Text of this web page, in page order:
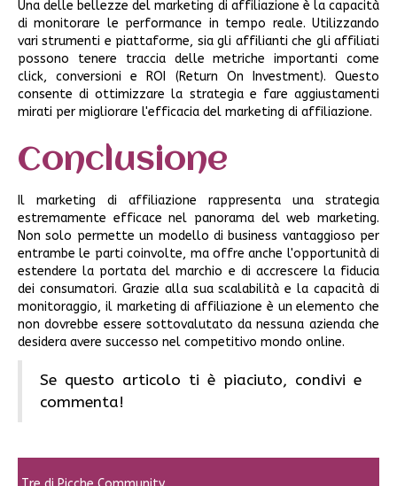
Una delle bellezze del marketing di affiliazione è la capacità
di monitorare le performance in tempo reale. Utilizzando
vari strumenti e piattaforme, sia gli affilianti che gli affiliati
possono tenere traccia delle metriche importanti come
click, conversioni e ROI (Return On Investment). Questo
consente di ottimizzare la strategia e fare aggiustamenti
mirati per migliorare l'efficacia del marketing di affiliazione.
Conclusione
Il marketing di affiliazione rappresenta una strategia
estremamente efficace nel panorama del web marketing.
Non solo permette un modello di business vantaggioso per
entrambe le parti coinvolte, ma offre anche l'opportunità di
estendere la portata del marchio e di accrescere la fiducia
dei consumatori. Grazie alla sua scalabilità e la capacità di
monitoraggio, il marketing di affiliazione è un elemento che
non dovrebbe essere sottovalutato da nessuna azienda che
desidera avere successo nel competitivo mondo online.
Se questo articolo ti è piaciuto, condivi e
commenta!